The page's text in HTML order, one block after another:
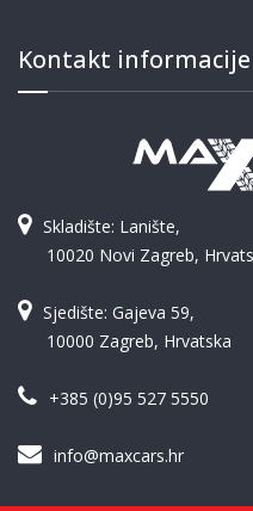
Kontakt informacije
Skladište: Lanište,
10020 Novi Zagreb,
Sjedište: Gajeva 59,
10000 Zagreb, Hrvatska
+385 (0)95 527 5550
info@maxcars.hr